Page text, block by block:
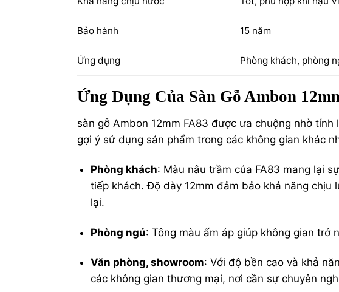
Bảo hành 15 năm
Ứng dụng Phòng khách, phòng
Ứng Dụng Của Sàn Gỗ Ambon
sàn gỗ Ambon 12mm FA83 được ưa chuộng nhờ
gợi ý sử dụng sản phẩm trong các không gian khác
Phòng khách: Màu nâu trầm của FA83 mang lại
tiếp khách. Độ dày 12mm đảm bảo khả năng
lại.
Phòng ngủ: Tông màu ấm áp giúp không gian trở
Văn phòng, showroom: Với độ bền cao và khả
các không gian thương mại, nơi cần sự chuyên